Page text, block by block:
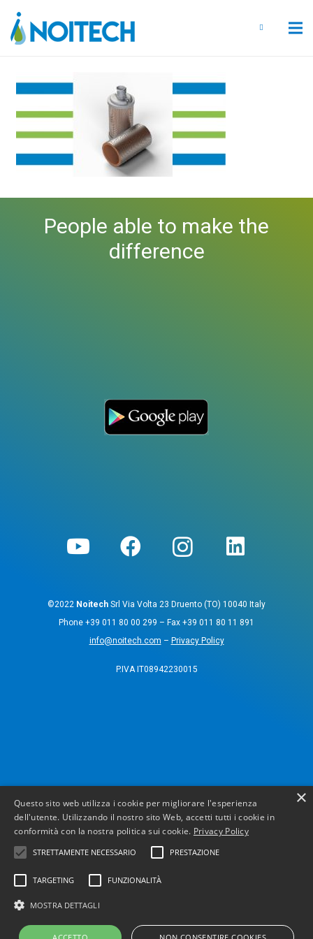
People able to make the
difference
©2022 Noitech Srl Via Volta 23 Druento (TO) 10040 Italy
Phone +39 011 80 00 299 – Fax +39 011 80 11 891
info@noitech.com – Privacy Policy
P.IVA IT08942230015
×
Questo sito web utilizza i cookie per migliorare l'esperienza
dell'utente. Utilizzando il nostro sito Web, accetti tutti i cookie in
conformità con la nostra politica sui cookie. Privacy Policy
STRETTAMENTE NECESSARIO PRESTAZIONE
TARGETING FUNZIONALITÀ
MOSTRA DETTAGLI